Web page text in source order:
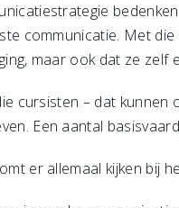
communicatie. Met
maar ook dat ze zelf
cursisten – dat
Een aantal
er allemaal kijken bij